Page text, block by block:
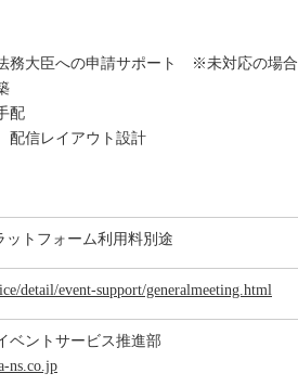
務大臣への申請サポート ※未対応の場合
配
配信レイアウト設計
トフォーム利用料別途
detail/event-support/generalmeeting.html
ントサービス推進部
ns.co.jp